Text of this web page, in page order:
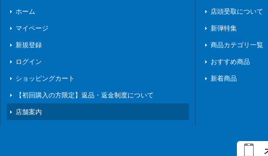
ホーム
マイページ
新規登録
ログイン
ショッピングカート
【初回購入の方限定】返品・返金制度について
店舗案内
店頭受取について
新弾特集
商品カテゴリ一覧
おすすめ商品
新着商品